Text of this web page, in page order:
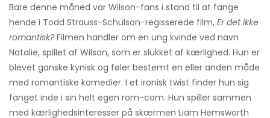
Bare denne måned var Wilson-fans i stand til at fange
hende i Todd Strauss-Schulson-regisserede film, Er det ikke
romantisk?Filmen handler om en ung kvinde ved navn
Natalie, spillet af Wilson, som er slukket af kærlighed. Hun er
blevet ganske kynisk og føler bestemt en eller anden måde
med romantiske komedier. I et ironisk twist finder hun sig
fanget inde i sin helt egen rom-com. Hun spiller sammen
med kærlighedsinteresser på skærmen Liam Hemsworth